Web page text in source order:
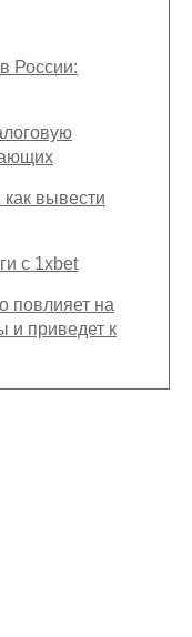
России:
вывести
с 1xbet
повлияет на
и приведет к